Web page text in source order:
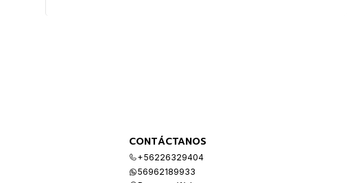
CONTÁCTANOS
+56226329404
56962189933